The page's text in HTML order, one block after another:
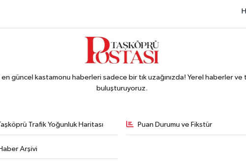
güncel kastamonu haberleri sadece bir tık uzağınızda! Yerel haberler
buluşturuyoruz.
Trafik Yoğunluk Haritası Puan Durumu ve Fikstür
Arşivi